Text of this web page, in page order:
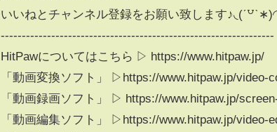
いいねとチャンネル登録をお願い致します
-----------------------------------------------------------------
HitPawについてはこちら ▷ https://www.hitpaw.jp/
「動画変換ソフト」 ▷https://www.hitpaw.jp/video-
「動画録画ソフト」 ▷ https://www.hitpaw.jp/
「動画編集ソフト」 ▷https://www.hitpaw.jp/video-